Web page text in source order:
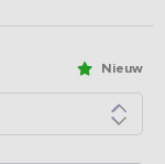
Nieuw